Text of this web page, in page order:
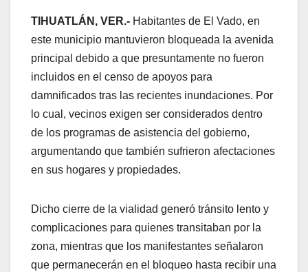
TIHUATLÁN, VER.- Habitantes de El Vado, en
este municipio mantuvieron bloqueada la avenida
principal debido a que presuntamente no fueron
incluidos en el censo de apoyos para
damnificados tras las recientes inundaciones. Por
lo cual, vecinos exigen ser considerados dentro
de los programas de asistencia del gobierno,
argumentando que también sufrieron afectaciones
en sus hogares y propiedades.
Dicho cierre de la vialidad generó tránsito lento y
complicaciones para quienes transitaban por la
zona, mientras que los manifestantes señalaron
que permanecerán en el bloqueo hasta recibir una